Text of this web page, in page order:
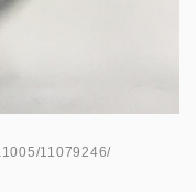
11079246/